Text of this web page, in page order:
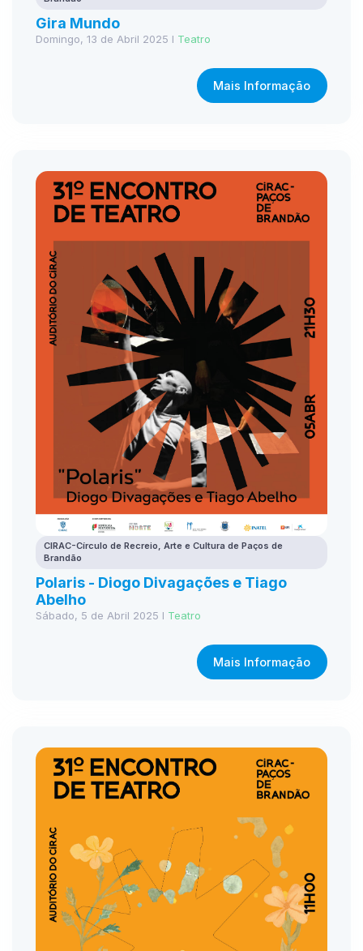
Gira Mundo
Domingo, 13 de Abril 2025 I Teatro
Mais Informação
CIRAC-Círculo de Recreio, Arte e Cultura de Paços de
Brandão
Polaris - Diogo Divagações e Tiago
Abelho
Sábado, 5 de Abril 2025 I Teatro
Mais Informação